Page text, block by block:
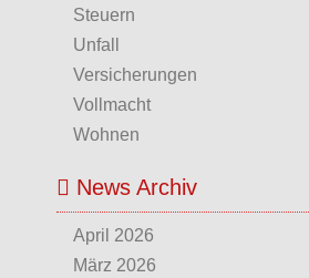
Steuern
Unfall
Versicherungen
Vollmacht
Wohnen
News Archiv
April 2026
März 2026